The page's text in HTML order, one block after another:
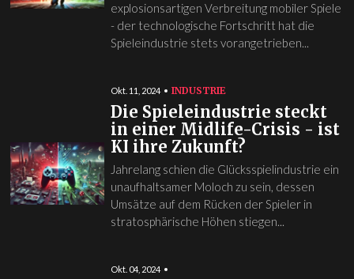
explosionsartigen Verbreitung mobiler Spiele
- der technologische Fortschritt hat die
Spieleindustrie stets vorangetrieben...
Okt. 11, 2024 INDUSTRIE
Die Spieleindustrie steckt
in einer Midlife-Crisis - ist
KI ihre Zukunft?
Jahrelang schien die Glücksspielindustrie ein
unaufhaltsamer Moloch zu sein, dessen
Umsätze auf dem Rücken der Spieler in
stratosphärische Höhen stiegen...
Okt. 04, 2024